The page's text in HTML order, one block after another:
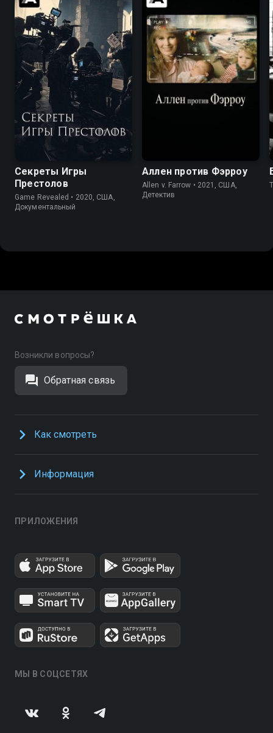
8.7
Секреты Игры
Престолов
Game Revealed • 2020, США,
Документальный
Аллен против Фэрроу
Allen v. Farrow • 2021, США,
Детектив
Возникли вопросы?
Обратная связь
Как смотреть
Информация
ПРИЛОЖЕНИЯ
МЫ В СОЦСЕТЯХ